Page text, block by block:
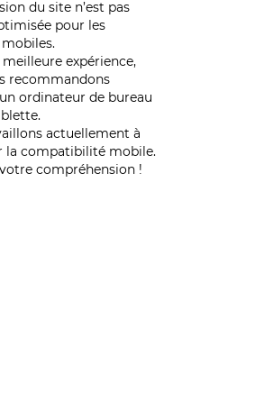
du site n’est pas
pour les
expérience,
recommandons
ordinateur de bureau
actuellement à
la compatibilité mobile.
compréhension !